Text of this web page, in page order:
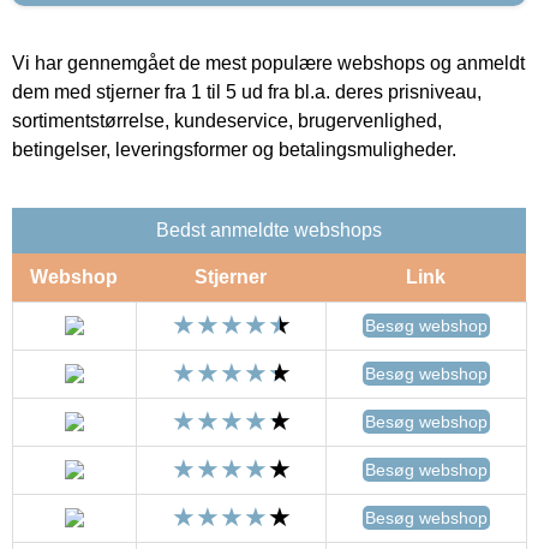
Vi har gennemgået de mest populære webshops og anmeldt
dem med stjerner fra 1 til 5 ud fra bl.a. deres prisniveau,
sortimentstørrelse, kundeservice, brugervenlighed,
betingelser, leveringsformer og betalingsmuligheder.
Bedst anmeldte webshops
Webshop Stjerner Link
Besøg webshop
Besøg webshop
Besøg webshop
Besøg webshop
Besøg webshop